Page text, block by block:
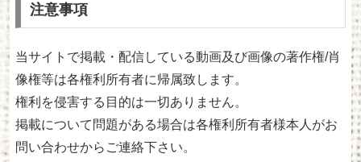
注意事項
当サイトで掲載・配信している動画及び画像の著作権/肖
像権等は各権利所有者に帰属致します。
権利を侵害する目的は一切ありません。
掲載について問題がある場合は各権利所有者様本人がお
問い合わせからご連絡下さい。